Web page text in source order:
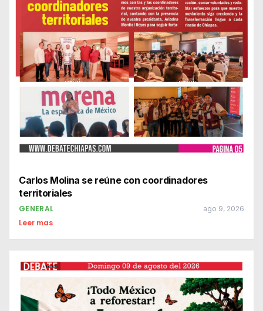
Carlos Molina se reúne con coordinadores
territoriales
GENERAL ago 9, 2026
Leer mas